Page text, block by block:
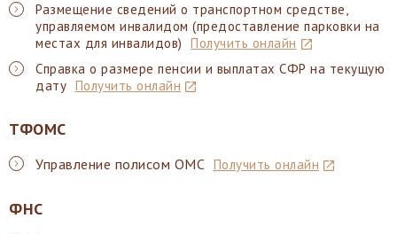
Размещение сведений о транспортном средстве,
управляемом инвалидом (предоставление парковки на
местах для инвалидов) Получить онлайн
Справка о размере пенсии и выплатах СФР на текущую
дату Получить онлайн
ТФОМС
Управление полисом ОМС Получить онлайн
ФНС